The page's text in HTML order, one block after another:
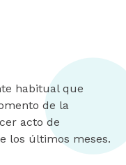
habitual que
de la
acto de
los últimos meses.